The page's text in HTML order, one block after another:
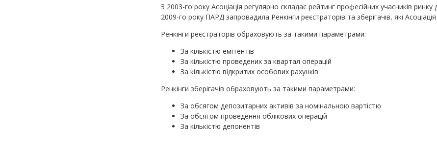
З 2003-го року Асоціація регулярно складає рейтинг професійних учасників ринку
2009-го року ПАРД запровадила Ренкінги реєстраторів та зберігачів, які
Ренкінги реєстраторів обраховують за такими параметрами:
За кількістю емітентів
За кількістю проведених за квартал операцій
За кількістю відкритих особових рахунків
Ренкінги зберігачів обраховують за такими параметрами:
За обсягом депозитарних активів за номінальною вартістю
За обсягом проведення облікових операцій
За кількістю депонентів